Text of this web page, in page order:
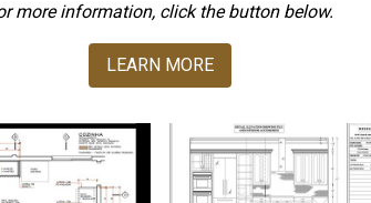
more information, click the button below.
LEARN MORE